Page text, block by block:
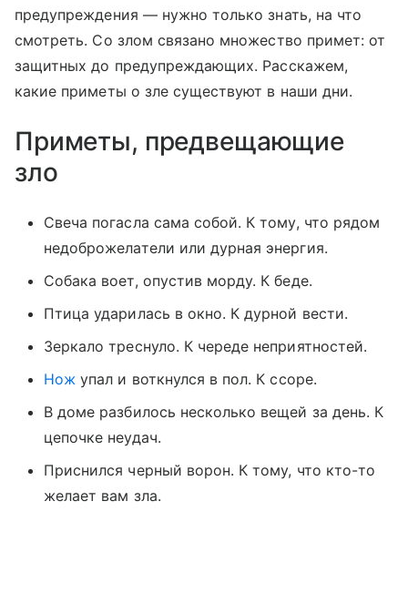
предупреждения — нужно только знать, на что
смотреть. Со злом связано множество примет: от
защитных до предупреждающих. Расскажем,
какие приметы о зле существуют в наши дни.
Приметы, предвещающие
зло
Свеча погасла сама собой. К тому, что рядом
недоброжелатели или дурная энергия.
Собака воет, опустив морду. К беде.
Птица ударилась в окно. К дурной вести.
Зеркало треснуло. К череде неприятностей.
Нож упал и воткнулся в пол. К ссоре.
В доме разбилось несколько вещей за день. К
цепочке неудач.
Приснился черный ворон. К тому, что кто-то
желает вам зла.